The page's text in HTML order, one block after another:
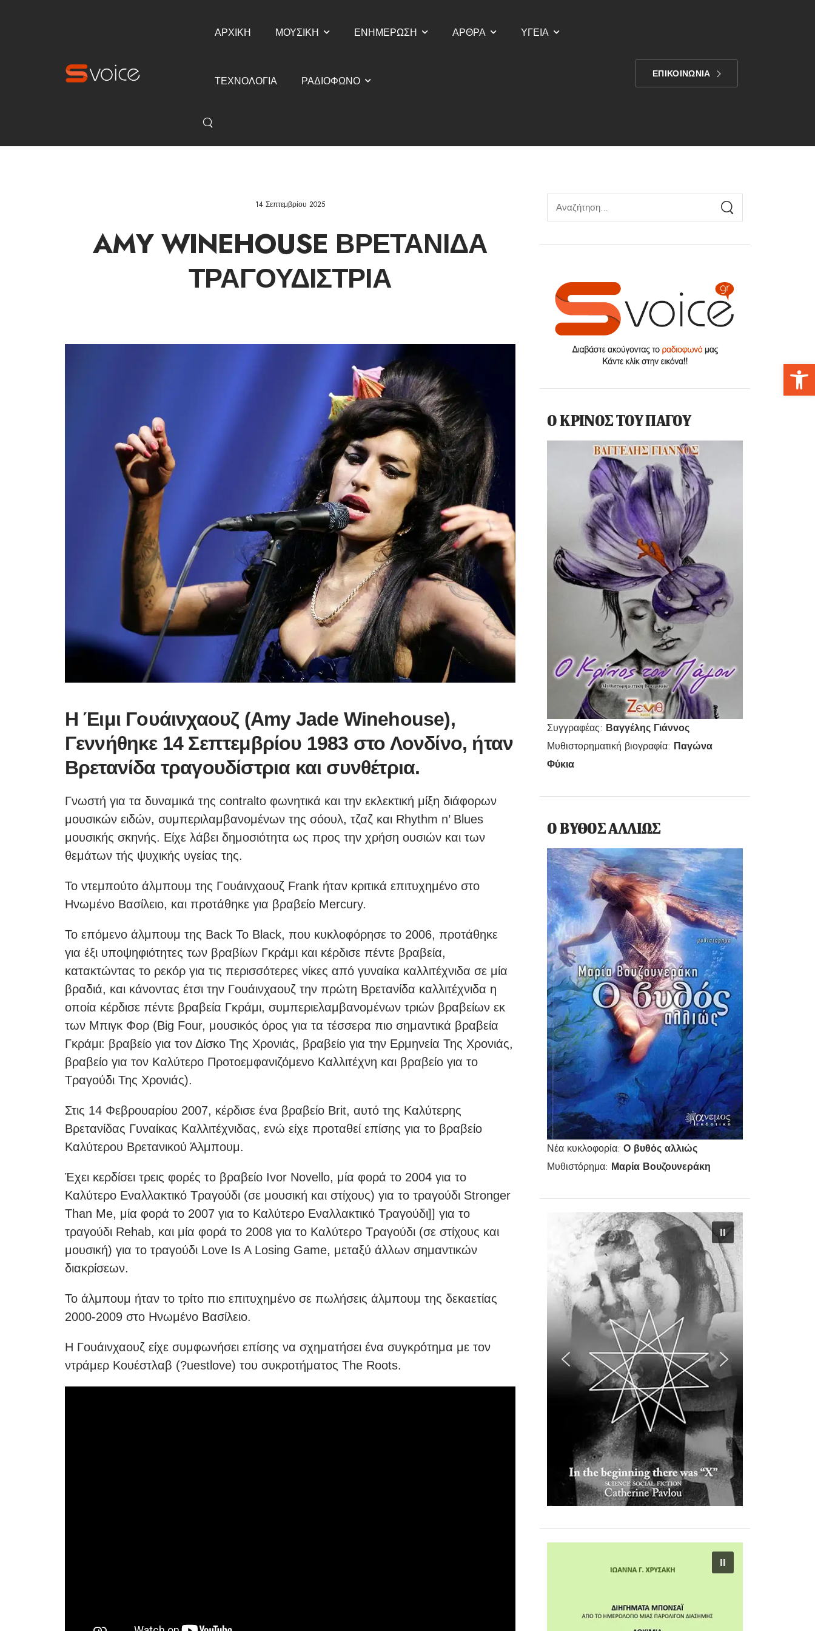
ΑΡΧΙΚΗ ΜΟΥΣΙΚΗ ΕΝΗΜΕΡΩΣΗ ΑΡΘΡΑ ΥΓΕΙΑ
ΤΕΧΝΟΛΟΓΙΑ ΡΑΔΙΟΦΩΝΟ
ΕΠΙΚΟΙΝΩΝΙΑ
Ο ΚΡΙΝΟΣ ΤΟΥ ΠΑΓΟΥ
Συγγραφέας: Βαγγέλης Γιάννος
Μυθιστορηματική βιογραφία: Παγώνα
Φύκια
Ο ΒΥΘΟΣ ΑΛΛΙΩΣ
Νέα κυκλοφορία:Ο βυθός αλλιώς
Μυθιστόρημα: Μαρία Βουζουνεράκη
14 Σεπτεμβρίου 2025
AMY WINEHOUSE ΒΡΕΤΑΝΊΔΑ
ΤΡΑΓΟΥΔΊΣΤΡΙΑ
Η Έιμι Γουάινχαουζ (Amy Jade Winehouse),
Γεννήθηκε 14 Σεπτεμβρίου 1983 στο Λονδίνο, ήταν
Βρετανίδα τραγουδίστρια και συνθέτρια.
Γνωστή για τα δυναμικά της contralto φωνητικά και την εκλεκτική μίξη διάφορων
μουσικών ειδών, συμπεριλαμβανομένων της σόουλ, τζαζ και Rhythm n’ Blues
μουσικής σκηνής. Είχε λάβει δημοσιότητα ως προς την χρήση ουσιών και των
θεμάτων τής ψυχικής υγείας της.
Το ντεμπούτο άλμπουμ της Γουάινχαουζ Frank ήταν κριτικά επιτυχημένο στο
Ηνωμένο Βασίλειο, και προτάθηκε για βραβείο Mercury.
To επόμενο άλμπουμ της Back To Black, που κυκλοφόρησε το 2006, προτάθηκε
για έξι υποψηφιότητες των βραβίων Γκράμι και κέρδισε πέντε βραβεία,
κατακτώντας το ρεκόρ για τις περισσότερες νίκες από γυναίκα καλλιτέχνιδα σε μία
βραδιά, και κάνοντας έτσι την Γουάινχαουζ την πρώτη Βρετανίδα καλλιτέχνιδα η
οποία κέρδισε πέντε βραβεία Γκράμι, συμπεριελαμβανομένων τριών βραβείων εκ
των Μπιγκ Φορ (Big Four, μουσικός όρος για τα τέσσερα πιο σημαντικά βραβεία
Γκράμι: βραβείο για τον Δίσκο Της Χρονιάς, βραβείο για την Ερμηνεία Της Χρονιάς,
βραβείο για τον Καλύτερο Προτοεμφανιζόμενο Καλλιτέχνη και βραβείο για το
Τραγούδι Της Χρονιάς).
Στις 14 Φεβρουαρίου 2007, κέρδισε ένα βραβείο Brit, αυτό της Καλύτερης
Βρετανίδας Γυναίκας Καλλιτέχνιδας, ενώ είχε προταθεί επίσης για το βραβείο
Καλύτερου Βρετανικού Άλμπουμ.
Έχει κερδίσει τρεις φορές το βραβείο Ιvor Novello, μία φορά το 2004 για το
Καλύτερο Εναλλακτικό Τραγούδι (σε μουσική και στίχους) για το τραγούδι Stronger
Than Me, μία φορά το 2007 για το Καλύτερο Εναλλακτικό Τραγούδι]] για το
τραγούδι Rehab, και μία φορά το 2008 για το Καλύτερο Τραγούδι (σε στίχους και
μουσική) για το τραγούδι Love Is A Losing Game, μεταξύ άλλων σημαντικών
διακρίσεων.
Το άλμπουμ ήταν το τρίτο πιο επιτυχημένο σε πωλήσεις άλμπουμ της δεκαετίας
2000-2009 στο Ηνωμένο Βασίλειο.
Η Γουάινχαουζ είχε συμφωνήσει επίσης να σχηματήσει ένα συγκρότημα με τον
ντράμερ Κουέστλαβ (?uestlove) του συκροτήματος The Roots.